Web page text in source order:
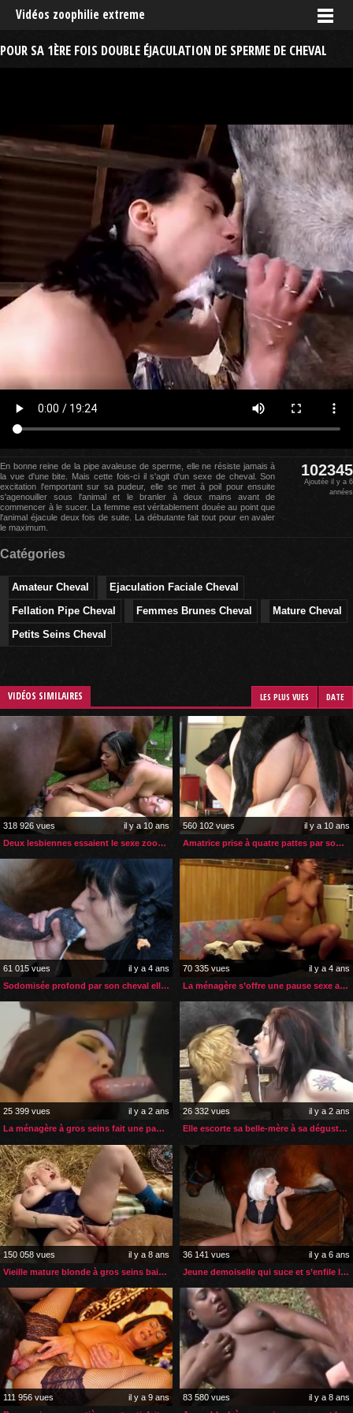
Vidéos zoophilie extreme
POUR SA 1ÈRE FOIS DOUBLE ÉJACULATION DE SPERME DE CHEVAL
En bonne reine de la pipe avaleuse de sperme, elle ne résiste jamais à
la vue d'une bite. Mais cette fois-ci il s'agit d'un sexe de cheval. Son
excitation l'emportant sur sa pudeur, elle se met à poil pour ensuite
s'agenouiller sous l'animal et le branler à deux mains avant de
commencer à le sucer. La femme est véritablement douée au point que
l'animal éjacule deux fois de suite. La débutante fait tout pour en avaler
le maximum.
102345
Ajoutée il y a 6
années
Catégories
Amateur Cheval
Ejaculation Faciale Cheval
Fellation Pipe Cheval
Femmes Brunes Cheval
Mature Cheval
Petits Seins Cheval
VIDÉOS SIMILAIRES LES PLUS VUES DATE
318 926 vues
il y a 10 ans
Deux lesbiennes essaient le sexe zoophile
560 102 vues
il y a 10 ans
Amatrice prise à quatre pattes par son chien
61 015 vues
il y a 4 ans
Sodomisée profond par son cheval elle boit son sperme
70 335 vues
il y a 4 ans
La ménagère s’offre une pause sexe avec son gros chien
25 399 vues
il y a 2 ans
La ménagère à gros seins fait une pause zoophilie
26 332 vues
il y a 2 ans
Elle escorte sa belle-mère à sa dégustation de sperme de cheval
150 058 vues
il y a 8 ans
Vieille mature blonde à gros seins baisée par son chien
36 141 vues
il y a 6 ans
Jeune demoiselle qui suce et s’enfile le long sexe de son étalon
111 956 vues
il y a 9 ans
83 580 vues
il y a 8 ans